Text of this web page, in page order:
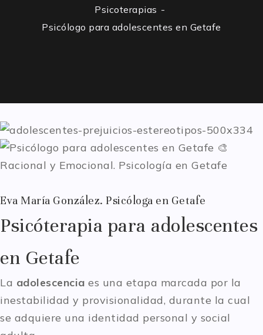
Psicoterapias
Psicólogo para adolescentes en Getafe
Eva María González. Psicóloga en Getafe
Psicóterapia para adolescentes
en Getafe
La adolescencia es una etapa marcada por la
inestabilidad y provisionalidad, durante la cual
se adquiere una identidad personal y social